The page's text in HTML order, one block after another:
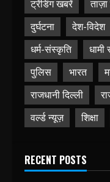
ट्रेंडिंग खबरें
दुर्घटना
देश-विदेश
धर्म-संस्कृति
धामी
पुलिस
भारत
राजधानी दिल्ली
वर्ल्ड न्यूज़
शिक्षा
RECENT POSTS